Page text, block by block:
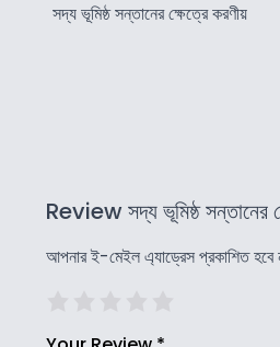
সদ্য ভূমিষ্ঠ সন্তানের ক্ষেত্রে করণীয়
Review সদ্য ভূমিষ্ঠ সন্তানের
আপনার ই-মেইল এ্যাড্রেস প্রকাশিত হবে